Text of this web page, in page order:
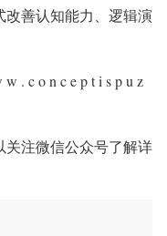
改善认知能力、逻辑演
. c o n c e p t i s p u z
关注微信公众号了解详